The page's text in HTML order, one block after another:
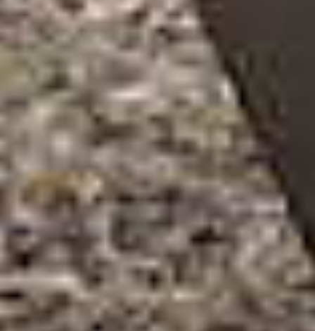
Een kijkje in
creatieve
lab van
Parijs